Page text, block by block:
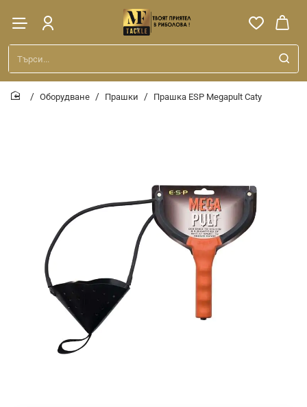
Търси...
Оборудване Прашки Прашка ESP Megapult Caty